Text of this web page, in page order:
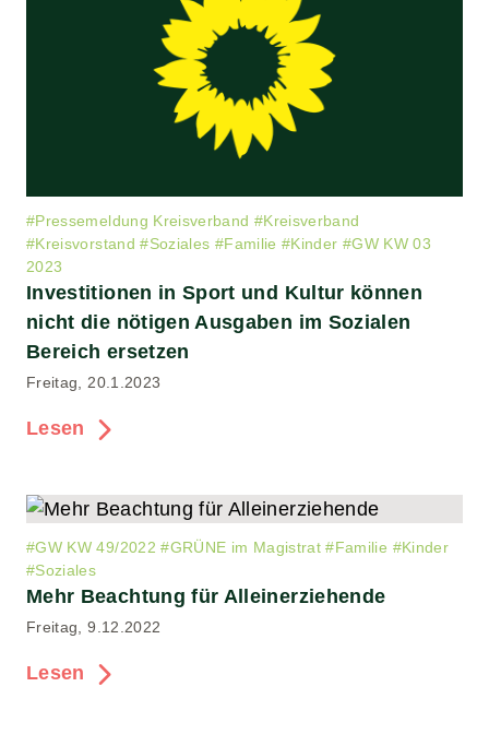
#Pressemeldung Kreisverband #Kreisverband
#Kreisvorstand #Soziales #Familie #Kinder #GW KW 03
2023
Investitionen in Sport und Kultur können
nicht die nötigen Ausgaben im Sozialen
Bereich ersetzen
Freitag, 20.1.2023
Lesen
#GW KW 49/2022 #GRÜNE im Magistrat #Familie #Kinder
#Soziales
Mehr Beachtung für Alleinerziehende
Freitag, 9.12.2022
Lesen